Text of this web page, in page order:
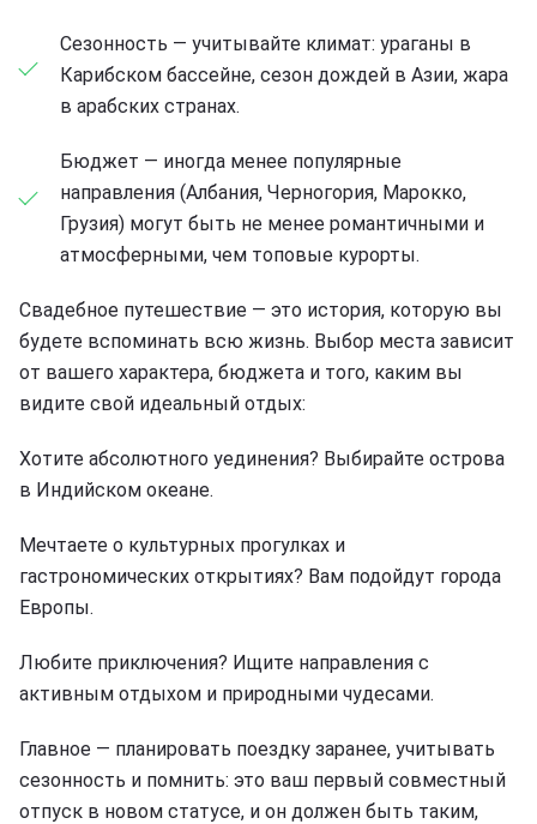
Сезонность — учитывайте климат: ураганы в
Карибском бассейне, сезон дождей в Азии, жара
в арабских странах.
Бюджет — иногда менее популярные
направления (Албания, Черногория, Марокко,
Грузия) могут быть не менее романтичными и
атмосферными, чем топовые курорты.
Свадебное путешествие — это история, которую вы
будете вспоминать всю жизнь. Выбор места зависит
от вашего характера, бюджета и того, каким вы
видите свой идеальный отдых:
Хотите абсолютного уединения? Выбирайте острова
в Индийском океане.
Мечтаете о культурных прогулках и
гастрономических открытиях? Вам подойдут города
Европы.
Любите приключения? Ищите направления с
активным отдыхом и природными чудесами.
Главное — планировать поездку заранее, учитывать
сезонность и помнить: это ваш первый совместный
отпуск в новом статусе, и он должен быть таким,